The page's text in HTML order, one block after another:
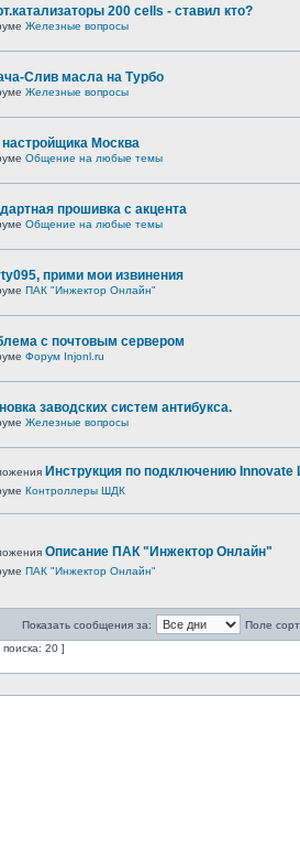
200 cells - ставил кто?
Железные вопросы
Слив масла на Турбо
Железные вопросы
Москва
Общение на любые темы
прошивка с акцента
Общение на любые темы
прими мои извинения
ПАК "Инжектор Онлайн"
с почтовым сервером
Форум Injonl.ru
заводских систем антибукса.
Железные вопросы
Инструкция по подключению Innovate
Контроллеры ШДК
Описание ПАК "Инжектор Онлайн"
ПАК "Инжектор Онлайн"
Показать сообщения за:
Поле
поиска: 20 ]